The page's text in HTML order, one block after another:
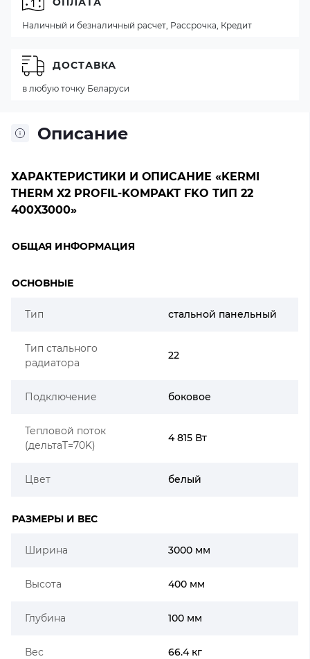
Описание
ХАРАКТЕРИСТИКИ И ОПИСАНИЕ «KERMI
THERM X2 PROFIL-KOMPAKT FKO ТИП 22
400X3000»
ОБЩАЯ ИНФОРМАЦИЯ
ОСНОВНЫЕ
Тип стальной панельный
Тип стального
радиатора
22
Подключение боковое
Тепловой поток
(дельтаT=70K)
4 815 Вт
Цвет белый
РАЗМЕРЫ И ВЕС
Ширина 3000 мм
Высота 400 мм
Глубина 100 мм
Вес 66.4 кг
Наличный и безналичный расчет, Рассрочка, Кредит
ДОСТАВКА
в любую точку Беларуси